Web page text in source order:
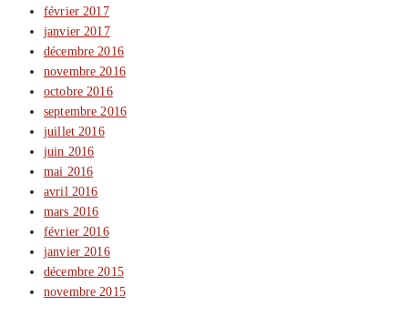
février 2017
janvier 2017
décembre 2016
novembre 2016
octobre 2016
septembre 2016
juillet 2016
juin 2016
mai 2016
avril 2016
mars 2016
février 2016
janvier 2016
décembre 2015
novembre 2015